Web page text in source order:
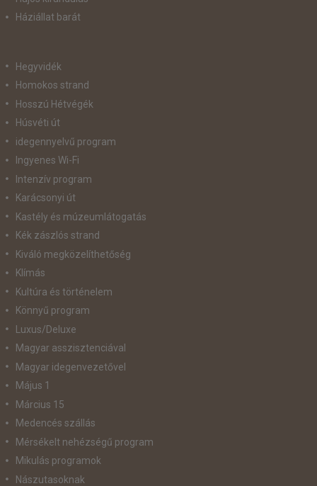
Háziállat barát
Hegyvidék
Homokos strand
Hosszú Hétvégék
Húsvéti út
idegennyelvű program
Ingyenes Wi-Fi
Intenzív program
Karácsonyi út
Kastély és múzeumlátogatás
Kék zászlós strand
Kiváló megközelíthetőség
Klímás
Kultúra és történelem
Könnyű program
Luxus/Deluxe
Magyar asszisztenciával
Magyar idegenvezetővel
Május 1
Március 15
Medencés szállás
Mérsékelt nehézségű program
Mikulás programok
Nászutasoknak